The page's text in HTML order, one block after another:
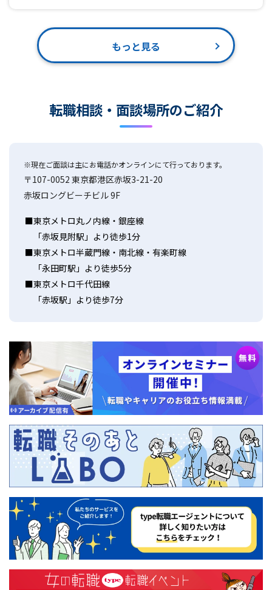
もっと見る
転職相談・面談場所のご紹介
※現在ご面談は主にお電話かオンラインにて行っております。
〒107-0052 東京都港区赤坂3-21-20
赤坂ロングビーチビル 9F
東京メトロ丸ノ内線・銀座線
「赤坂見附駅」より徒歩1分
東京メトロ半蔵門線・南北線・有楽町線
「永田町駅」より徒歩5分
東京メトロ千代田線
「赤坂駅」より徒歩7分